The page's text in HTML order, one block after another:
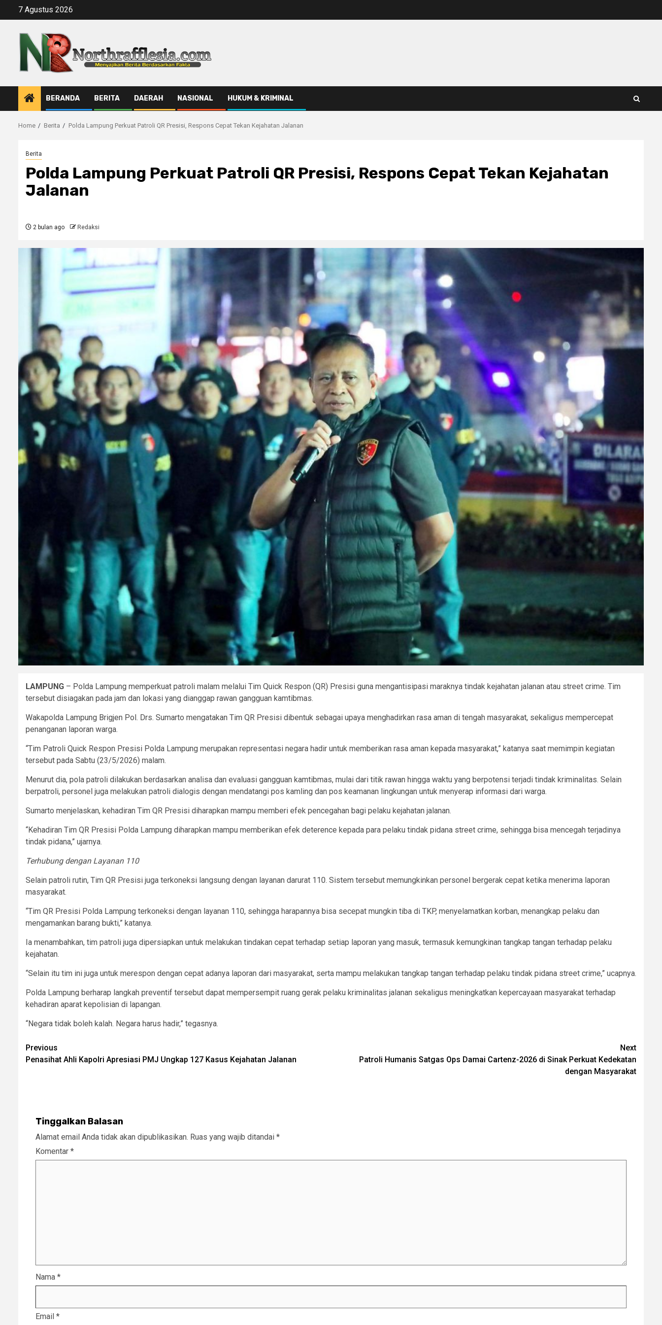
7 Agustus 2026
BERANDA BERITA DAERAH NASIONAL HUKUM & KRIMINAL
Home Berita Polda Lampung Perkuat Patroli QR Presisi, Respons Cepat Tekan Kejahatan Jalanan
Berita
Polda Lampung Perkuat Patroli QR Presisi, Respons Cepat Tekan Kejahatan
Jalanan
2 bulan ago Redaksi
LAMPUNG – Polda Lampung memperkuat patroli malam melalui Tim Quick Respon (QR) Presisi guna mengantisipasi maraknya tindak kejahatan jalanan atau street crime. Tim
tersebut disiagakan pada jam dan lokasi yang dianggap rawan gangguan kamtibmas.
Wakapolda Lampung Brigjen Pol. Drs. Sumarto mengatakan Tim QR Presisi dibentuk sebagai upaya menghadirkan rasa aman di tengah masyarakat, sekaligus mempercepat
penanganan laporan warga.
“Tim Patroli Quick Respon Presisi Polda Lampung merupakan representasi negara hadir untuk memberikan rasa aman kepada masyarakat,” katanya saat memimpin kegiatan
tersebut pada Sabtu (23/5/2026) malam.
Menurut dia, pola patroli dilakukan berdasarkan analisa dan evaluasi gangguan kamtibmas, mulai dari titik rawan hingga waktu yang berpotensi terjadi tindak kriminalitas. Selain
berpatroli, personel juga melakukan patroli dialogis dengan mendatangi pos kamling dan pos keamanan lingkungan untuk menyerap informasi dari warga.
Sumarto menjelaskan, kehadiran Tim QR Presisi diharapkan mampu memberi efek pencegahan bagi pelaku kejahatan jalanan.
“Kehadiran Tim QR Presisi Polda Lampung diharapkan mampu memberikan efek deterence kepada para pelaku tindak pidana street crime, sehingga bisa mencegah terjadinya
tindak pidana,” ujarnya.
Terhubung dengan Layanan 110
Selain patroli rutin, Tim QR Presisi juga terkoneksi langsung dengan layanan darurat 110. Sistem tersebut memungkinkan personel bergerak cepat ketika menerima laporan
masyarakat.
“Tim QR Presisi Polda Lampung terkoneksi dengan layanan 110, sehingga harapannya bisa secepat mungkin tiba di TKP, menyelamatkan korban, menangkap pelaku dan
mengamankan barang bukti,” katanya.
Ia menambahkan, tim patroli juga dipersiapkan untuk melakukan tindakan cepat terhadap setiap laporan yang masuk, termasuk kemungkinan tangkap tangan terhadap pelaku
kejahatan.
“Selain itu tim ini juga untuk merespon dengan cepat adanya laporan dari masyarakat, serta mampu melakukan tangkap tangan terhadap pelaku tindak pidana street crime,” ucapnya.
Polda Lampung berharap langkah preventif tersebut dapat mempersempit ruang gerak pelaku kriminalitas jalanan sekaligus meningkatkan kepercayaan masyarakat terhadap
kehadiran aparat kepolisian di lapangan.
“Negara tidak boleh kalah. Negara harus hadir,” tegasnya.
Post
navigation
Previous
Penasihat Ahli Kapolri Apresiasi PMJ Ungkap 127 Kasus Kejahatan Jalanan
Next
Patroli Humanis Satgas Ops Damai Cartenz-2026 di Sinak Perkuat Kedekatan
dengan Masyarakat
Tinggalkan Balasan
Alamat email Anda tidak akan dipublikasikan. Ruas yang wajib ditandai *
Komentar *
Nama *
Email *